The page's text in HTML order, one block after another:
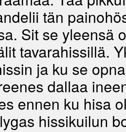
tän
Sit se yleensä
tavarahissillä.
ja ku se
dallaa
ennen ku hisa
hissikuilun